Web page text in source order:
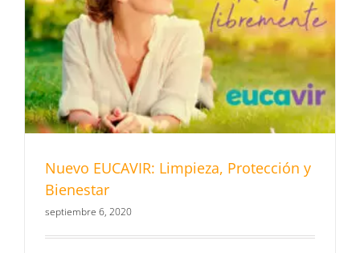
Nuevo EUCAVIR: Limpieza, Protección y
Bienestar
septiembre 6, 2020